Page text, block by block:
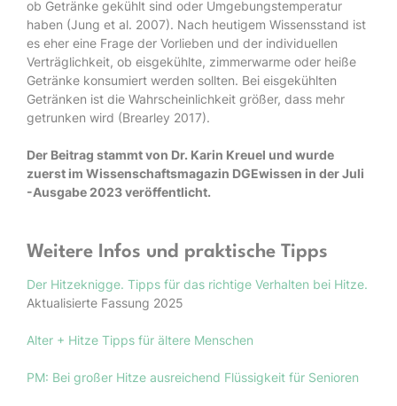
ob Getränke gekühlt sind oder Umgebungstemperatur
haben (Jung et al. 2007). Nach heutigem Wissensstand ist
es eher eine Frage der Vorlieben und der individuellen
Verträglichkeit, ob eisgekühlte, zimmerwarme oder heiße
Getränke konsumiert werden sollten. Bei eisgekühlten
Getränken ist die Wahrscheinlichkeit größer, dass mehr
getrunken wird (Brearley 2017).
Der Beitrag stammt von Dr. Karin Kreuel und wurde
zuerst im Wissenschaftsmagazin DGEwissen in der Juli
-Ausgabe 2023 veröffentlicht.
Weitere Infos und praktische Tipps
Der Hitzeknigge. Tipps für das richtige Verhalten bei Hitze.
Aktualisierte Fassung 2025
Alter + Hitze Tipps für ältere Menschen
PM: Bei großer Hitze ausreichend Flüssigkeit für Senioren